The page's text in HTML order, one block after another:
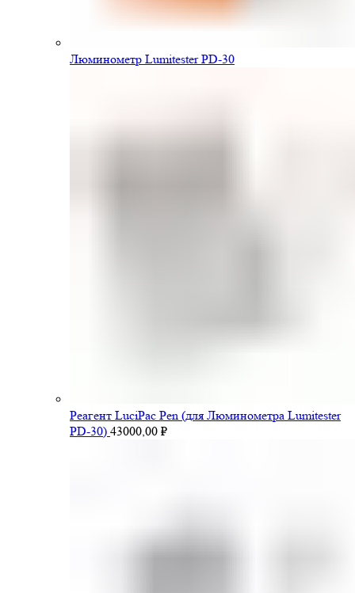
Люминометр Lumitester PD-30
Pеагент LuciPac Pen (для Люминометра Lumitester
PD-30) 43000,00 ₽